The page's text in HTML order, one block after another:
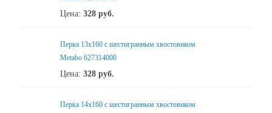
Цена: 328 руб.
Перка 13x160 с шестигранным хвостовиком
Metabo 627314000
Цена: 328 руб.
Перка 14x160 с шестигранным хвостовиком